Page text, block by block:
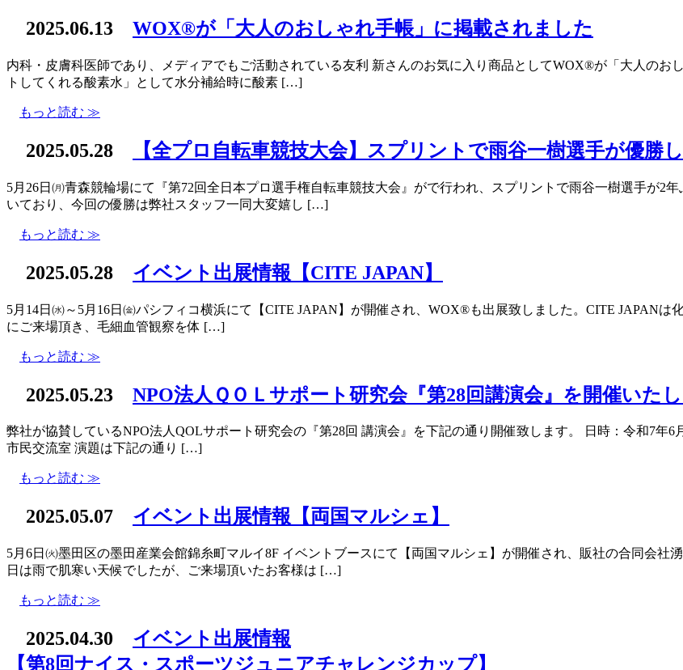
2025.06.13 WOX®が「大人のおしゃれ手帳」に掲載されました
内科・皮膚科医師であり、メディアでもご活動されている友利 新さんのお気に入り商品としてWOX®が「大人のお
トしてくれる酸素水」として水分補給時に酸素 […]
もっと読む ≫
2025.05.28 【全プロ自転車競技大会】スプリントで雨谷一樹選手が優勝
5月26日㈪青森競輪場にて『第72回全日本プロ選手権自転車競技大会』がで行われ、スプリントで雨谷一樹選手が2
いており、今回の優勝は弊社スタッフ一同大変嬉し […]
もっと読む ≫
2025.05.28 イベント出展情報【CITE JAPAN】
5月14日㈬～5月16日㈮パシフィコ横浜にて【CITE JAPAN】が開催され、WOX®も出展致しました。CITE JAPAN
にご来場頂き、毛細血管観察を体 […]
もっと読む ≫
2025.05.23 NPO法人ＱＯＬサポート研究会『第28回講演会』を開催いた
弊社が協賛しているNPO法人QOLサポート研究会の『第28回 講演会』を下記の通り開催致します。 日時：令和7年
市民交流室 演題は下記の通り […]
もっと読む ≫
2025.05.07 イベント出展情報【両国マルシェ】
5月6日㈫墨田区の墨田産業会館錦糸町マルイ8F イベントブースにて【両国マルシェ】が開催され、販社の合同会
日は雨で肌寒い天候でしたが、ご来場頂いたお客様は […]
もっと読む ≫
2025.04.30 イベント出展情報
【第8回ナイス・スポーツジュニアチャレンジカップ】